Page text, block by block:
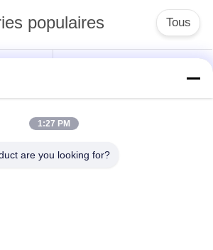
populaires Tous
basse tension
Support de la lampe
1:27 PM
are you looking for?